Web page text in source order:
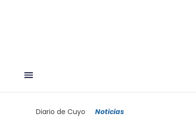
Diario de Cuyo Noticias